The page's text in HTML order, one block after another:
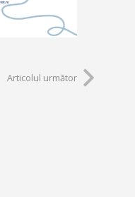
Articolul următor